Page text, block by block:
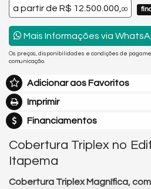
a partir de R$ 12.500.000, 00
Mais Informações via
Os preços, disponibilidades e condições de
comunicação.
Adicionar aos Favoritos
Imprimir
Financiamentos
Cobertura Triplex no
Itapema
Cobertura Triplex Magnífica,